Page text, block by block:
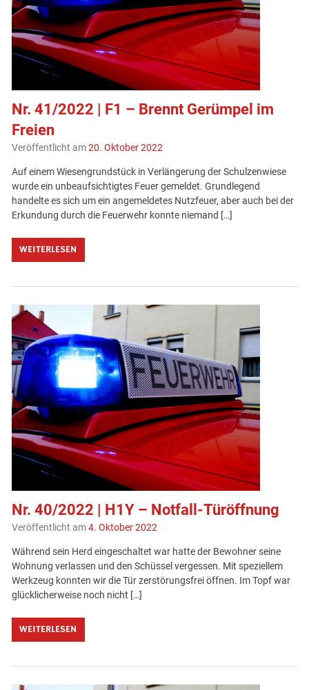
Nr. 41/2022 | F1 – Brennt Gerümpel im
Freien
Veröffentlicht am20. Oktober 2022
Auf einem Wiesengrundstück in Verlängerung der Schulzenwiese
wurde ein unbeaufsichtigtes Feuer gemeldet. Grundlegend
handelte es sich um ein angemeldetes Nutzfeuer, aber auch bei der
Erkundung durch die Feuerwehr konnte niemand […]
WEITERLESEN
Nr. 40/2022 | H1Y – Notfall-Türöffnung
Veröffentlicht am4. Oktober 2022
Während sein Herd eingeschaltet war hatte der Bewohner seine
Wohnung verlassen und den Schüssel vergessen. Mit speziellem
Werkzeug konnten wir die Tür zerstörungsfrei öffnen. Im Topf war
glücklicherweise noch nicht […]
WEITERLESEN